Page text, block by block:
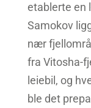
etablerte en
Samokov
nær
fra Vitosha-
leiebil, og
ble det